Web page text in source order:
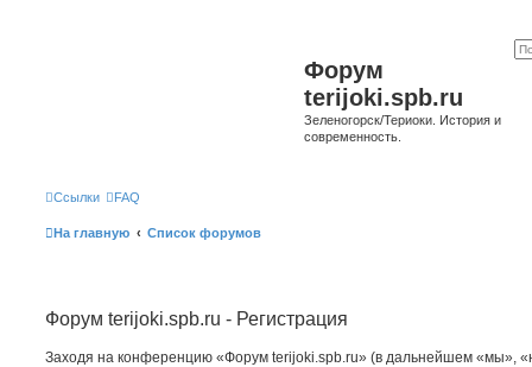
Форум
terijoki.spb.ru
Зеленогорск/Териоки. История и
современность.
Ссылки FAQ
На главную Список форумов
Форум terijoki.spb.ru - Регистрация
Заходя на конференцию «Форум terijoki.spb.ru» (в дальнейшем «мы»,